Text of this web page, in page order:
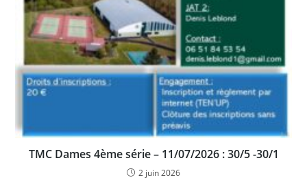
TMC Dames 4ème série – 11/07/2026 : 30/5 -30/1
2 juin 2026